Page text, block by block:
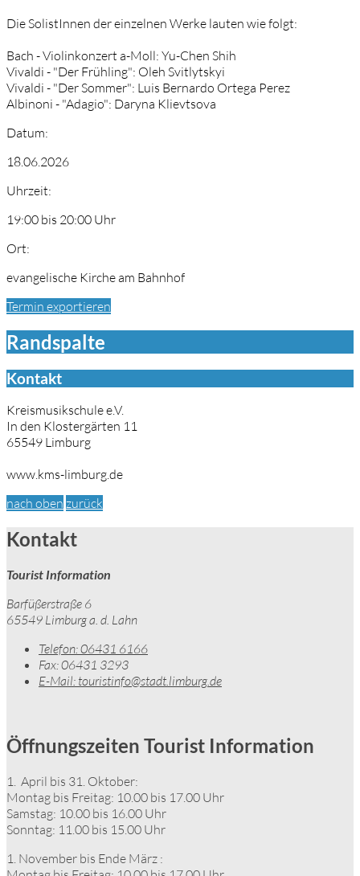
Die SolistInnen der einzelnen Werke lauten wie folgt:
Bach - Violinkonzert a-Moll: Yu-Chen Shih
Vivaldi - "Der Frühling": Oleh Svitlytskyi
Vivaldi - "Der Sommer": Luis Bernardo Ortega Perez
Albinoni - "Adagio": Daryna Klievtsova
Datum:
18.06.2026
Uhrzeit:
19:00 bis 20:00 Uhr
Ort:
evangelische Kirche am Bahnhof
Termin exportieren
Randspalte
Kontakt
Kreismusikschule e.V.
In den Klostergärten 11
65549 Limburg
www.kms-limburg.de
nach oben zurück
Kontakt
Tourist Information
Barfüßerstraße 6
65549 Limburg a. d. Lahn
Telefon:06431 6166
Fax:06431 3293
E-Mail: touristinfo@stadt.limburg.de
Öffnungszeiten Tourist Information
1. April bis 31. Oktober:
Montag bis Freitag: 10.00 bis 17.00 Uhr
Samstag: 10.00 bis 16.00 Uhr
Sonntag: 11.00 bis 15.00 Uhr
1. November bis Ende März :